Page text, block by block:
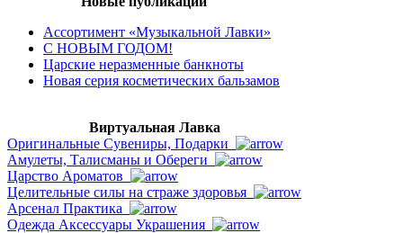
Ассортимент «Музыкальной Лавки»
С НОВЫМ ГОДОМ!
Царские неразменные банкноты
Новая серия косметических бальзамов
Виртуальная Лавка
Оригинальные Сувениры, Подарки
Амулеты, Талисманы и Обереги
Царство Ароматов
Целительные силы на страже здоровья
Арсенал Практика
Одежда Аксессуары Украшения